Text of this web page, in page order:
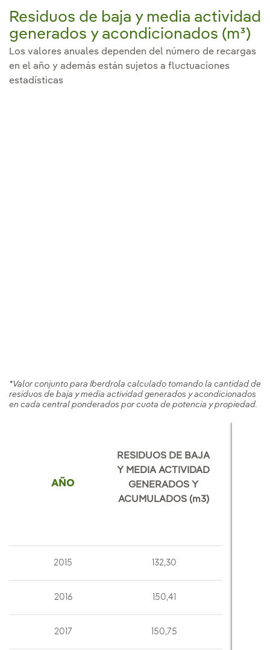
Residuos de baja y media actividad
generados y acondicionados (m³)
Los valores anuales dependen del número de recargas
en el año y además están sujetos a fluctuaciones
estadísticas
*Valor conjunto para Iberdrola calculado tomando la cantidad de
residuos de baja y media actividad generados y acondicionados
en cada central ponderados por cuota de potencia y propiedad.
AÑO
RESIDUOS DE BAJA
Y MEDIA ACTIVIDAD
GENERADOS Y
ACUMULADOS (m3)
2015 132,30
2016 150,41
2017 150,75